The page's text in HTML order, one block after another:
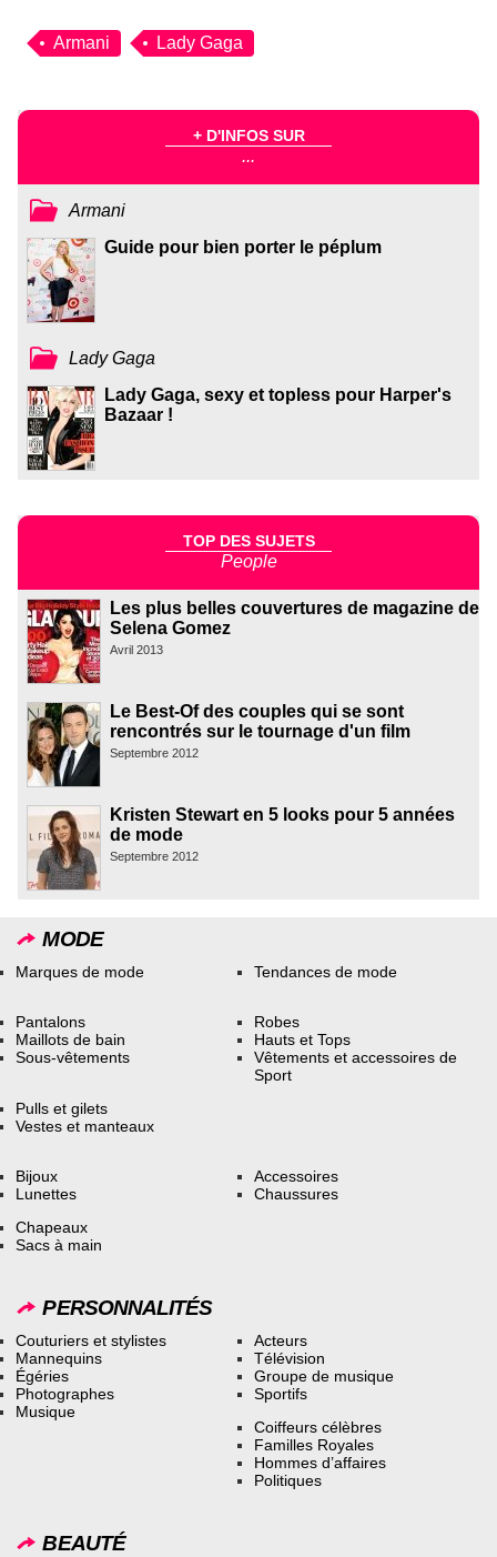
Armani Lady Gaga
+ D'INFOS SUR
...
Armani
Guide pour bien porter le péplum
Lady Gaga
Lady Gaga, sexy et topless pour Harper's
Bazaar !
TOP DES SUJETS
People
Les plus belles couvertures de magazine de
Selena Gomez
Avril 2013
Le Best-Of des couples qui se sont
rencontrés sur le tournage d'un film
Septembre 2012
Kristen Stewart en 5 looks pour 5 années
de mode
Septembre 2012
MODE
Marques de mode Tendances de mode
Pantalons
Maillots de bain
Sous-vêtements
Robes
Hauts et Tops
Vêtements et accessoires de
Sport
Pulls et gilets
Vestes et manteaux
Bijoux
Lunettes
Accessoires
Chaussures
Chapeaux
Sacs à main
PERSONNALITÉS
Couturiers et stylistes
Mannequins
Égéries
Photographes
Musique
Acteurs
Télévision
Groupe de musique
Sportifs
Coiffeurs célèbres
Familles Royales
Hommes d’affaires
Politiques
BEAUTÉ